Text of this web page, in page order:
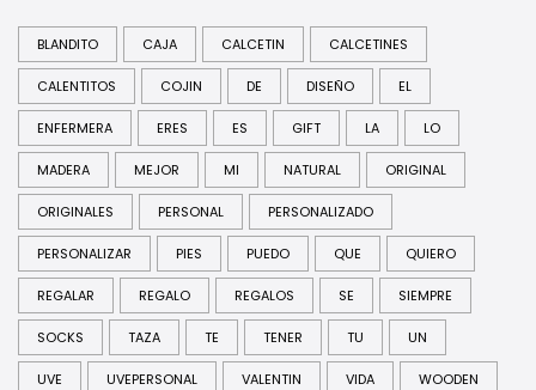
BLANDITO CAJA CALCETIN CALCETINES
CALENTITOS COJIN DE DISEÑO EL
ENFERMERA ERES ES GIFT LA LO
MADERA MEJOR MI NATURAL ORIGINAL
ORIGINALES PERSONAL PERSONALIZADO
PERSONALIZAR PIES PUEDO QUE QUIERO
REGALAR REGALO REGALOS SE SIEMPRE
SOCKS TAZA TE TENER TU UN
UVE UVEPERSONAL VALENTIN VIDA WOODEN